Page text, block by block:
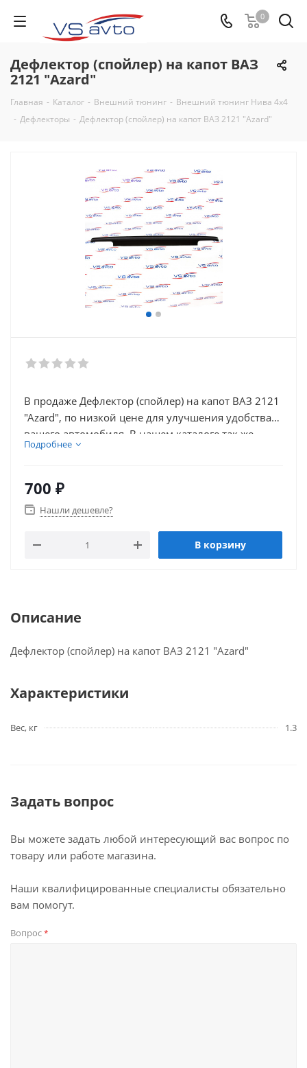
0
Дефлектор (спойлер) на капот ВАЗ
2121 "Azard"
Главная - Каталог - Внешний тюнинг - Внешний тюнинг Нива 4х4
- Дефлекторы - Дефлектор (спойлер) на капот ВАЗ 2121 "Azard"
В продаже Дефлектор (спойлер) на капот ВАЗ 2121
"Azard", по низкой цене для улучшения удобства
вашего автомобиля. В нашем каталоге так же
присутствует множество товаров для
Подробнее
700 ₽
Нашли дешевле?
В корзину
Описание
Дефлектор (спойлер) на капот ВАЗ 2121 "Azard"
Характеристики
Вес, кг 1.3
Задать вопрос
Вы можете задать любой интересующий вас вопрос по
товару или работе магазина.
Наши квалифицированные специалисты обязательно
вам помогут.
Вопрос*